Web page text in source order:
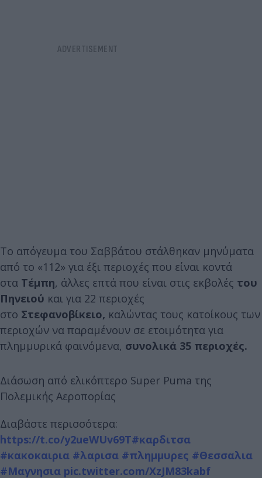
Το απόγευμα του Σαββάτου στάλθηκαν μηνύματα
από το «112» για έξι περιοχές που είναι κοντά
στα Τέμπη, άλλες επτά που είναι στις εκβολές του
Πηνειού και για 22 περιοχές
στο Στεφανοβίκειο, καλώντας τους κατοίκους των
περιοχών να παραμένουν σε ετοιμότητα για
πλημμυρικά φαινόμενα, συνολικά 35 περιοχές.
Διάσωση από ελικόπτερο Super Puma της
Πολεμικής Αεροπορίας
Διαβάστε περισσότερα:
https://t.co/y2ueWUv69T#καρδιτσα
#κακοκαιρια #λαρισα #πλημμυρες #Θεσσαλια
#Μαγνησια pic.twitter.com/XzJM83kabf